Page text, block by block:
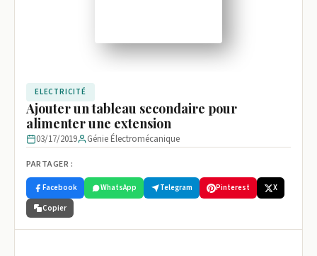
ELECTRICITÉ
Ajouter un tableau secondaire pour
alimenter une extension
03/17/2019 Génie Électromécanique
PARTAGER :
Facebook WhatsApp Telegram Pinterest
X
Copier